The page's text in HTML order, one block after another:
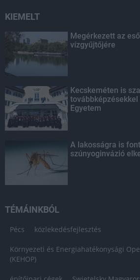
KIEMELT
Megérkezett az
vízgyűjtőjére
Kecskeméten is
Egyetem
A lakosságra is
szúnyoginvázió
TÉMÁINKBÓL
Pécs közlekedésfejlesztés
Környezeti és Energiahatékonysági
(KEHOP)